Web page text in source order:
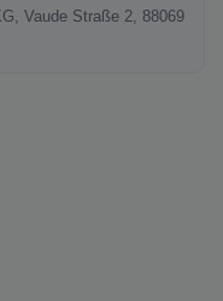
Vaude Straße 2, 88069